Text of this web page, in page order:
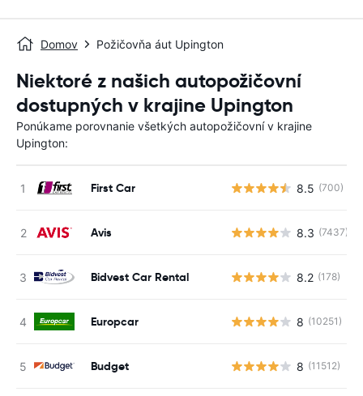
Domov Požičovňa áut Upington
Niektoré z našich autopožičovní
dostupných v krajine Upington
Ponúkame porovnanie všetkých autopožičovní v krajine
Upington:
First Car 8.5 (700)
Avis 8.3 (7437)
Bidvest Car Rental 8.2 (178)
Europcar 8 (10251)
Budget 8 (11512)